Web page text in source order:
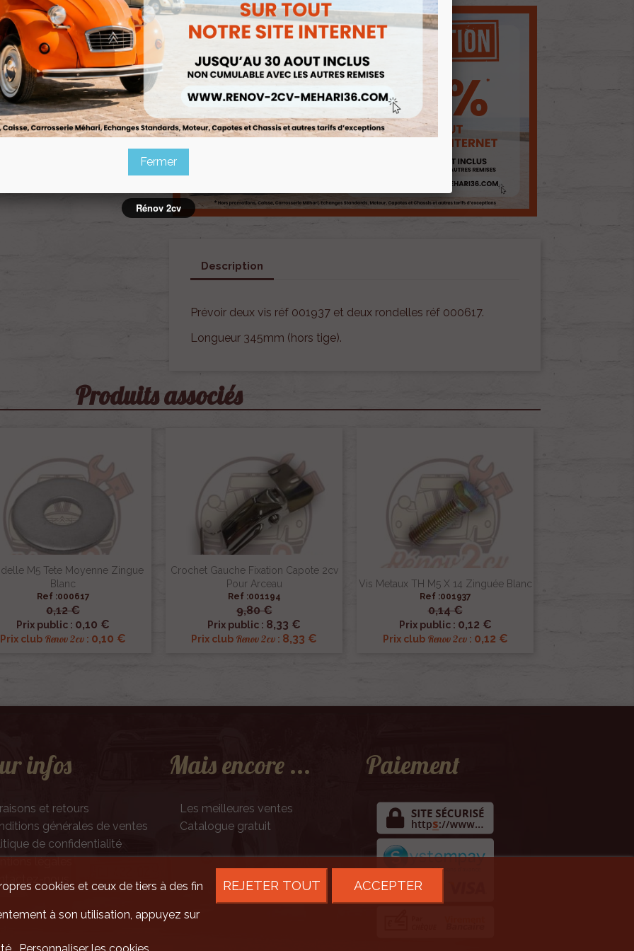
Description
Prévoir deux vis réf 001937 et deux rondelles réf 000617.
Longueur 345mm (hors tige).
Produits associés
M5 Tete Moyenne Zingue
Blanc
Ref :000617
0,12 €
Prix public : 0,10 €
Prix club Renov 2cv : 0,10 €
 Aperçu rapide
Crochet Gauche Fixation Capote 2cv
Pour Arceau
Ref :001194
9,80 €
Prix public : 8,33 €
Prix club Renov 2cv : 8,33 €
 Aperçu rapide
Vis Metaux TH M5 X 14 Zinguée Blanc
Ref :001937
0,14 €
Prix public : 0,12 €
Prix club Renov 2cv: 0,12 €
 Aperçu rapide
infos
et retours
générales de ventes
de confidentialité
nous
Mais encore ...
Les meilleures ventes
Catalogue gratuit
Paiement
cookies et ceux de tiers à des fin
à son utilisation, appuyez sur
REJETER TOUT ACCEPTER
Fermer
Rénov 2cv